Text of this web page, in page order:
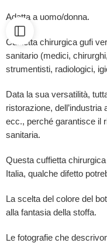
Adatta a uomo/donna.
Cuffietta chirurgica gufi
sanitario (medici,
strumentisti, radiologici,
Data la sua versatilità,
ristorazione,
ecc., perché garantisce il
sanitaria.
Questa cuffietta
Italia, qualche difetto
La scelta del colore del
alla fantasia della stoffa.
Le fotografie che